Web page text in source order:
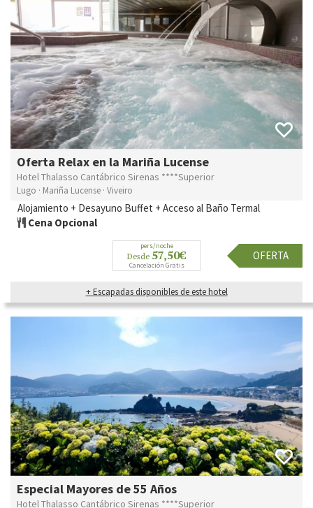
Oferta Relax en la Mariña Lucense
Hotel Thalasso Cantábrico Sirenas ****Superior
Lugo · Mariña Lucense · Viveiro
Alojamiento + Desayuno Buffet + Acceso al Baño Termal
Cena Opcional
pers/noche
Desde 57,50€
Cancelación Gratis
OFERTA
+ Escapadas disponibles de este hotel
Especial Mayores de 55 Años
Hotel Thalasso Cantábrico Sirenas ****Superior